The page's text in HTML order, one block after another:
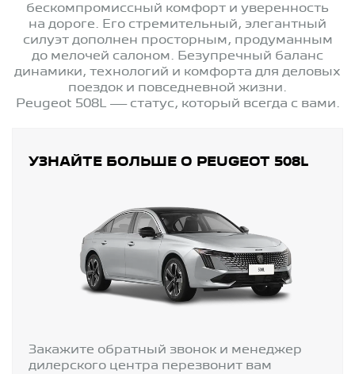
бескомпромиссный комфорт и уверенность
на дороге. Его стремительный, элегантный
силуэт дополнен просторным, продуманным
до мелочей салоном. Безупречный баланс
динамики, технологий и комфорта для деловых
поездок и повседневной жизни.
Peugeot 508L — статус, который всегда с вами.
УЗНАЙТЕ БОЛЬШЕ О PEUGEOT 508L
Закажите обратный звонок и менеджер
дилерского центра перезвонит вам